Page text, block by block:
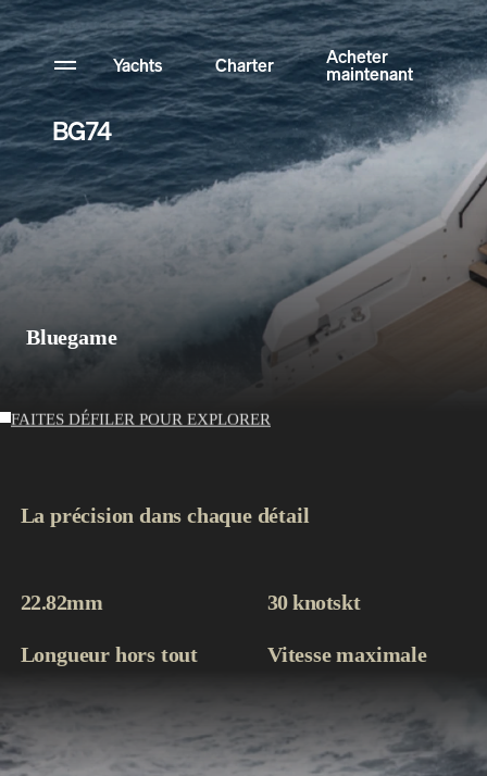
Yachts Charter Acheter
maintenant
Actualités
Configurateur
Collection de yachts NFT
BG74
Bluegame
FAITES DÉFILER POUR EXPLORER
La précision dans chaque détail
22.82mm
Longueur hors tout
30 knotskt
Vitesse maximale